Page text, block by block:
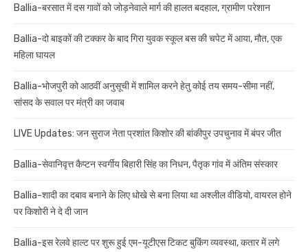
Ballia-बरसात में दस गावों को जोड़नेवाले मार्ग की हालत बदहाल, ग्रामीण परेशान
Ballia-दो बाइकों की टक्कर के बाद गिरा युवक स्कूल बस की चपेट में आया, मौत, एक
महिला घायल
Ballia-भोजपुरी को आठवीं अनुसूची में शामिल करने हेतु कोई तय समय-सीमा नहीं,
सांसद के सवाल पर मंत्री का जवाब
LIVE Updates: जन सुराज नेता प्रशांत किशोर की बांकीपुर उपचुनाव में बंपर जीत
Ballia-सेवानिवृत्त कैप्टन स्वर्गीय बिहारी सिंह का निधन, पैतृक गांव में अंतिम संस्कार
Ballia-शादी का दबाव बनाने के लिए धोखे से बना लिया था अश्लील वीडियो, वायरल होने
पर किशोरी ने दे दी जान
Ballia-इस रेलवे हाल्ट पर शुरू हुई एम-यूटीएस टिकट बुकिंग व्यवस्था, कतार में लगे